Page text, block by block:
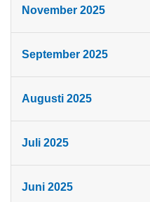
November 2025
September 2025
Augusti 2025
Juli 2025
Juni 2025